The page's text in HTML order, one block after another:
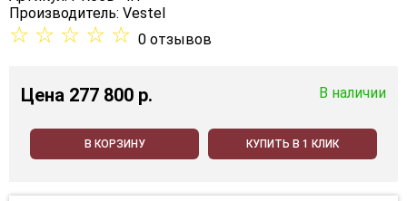
Производитель: Vestel
☆ ☆ ☆ ☆ ☆ 0 отзывов
Цена 277 800 p. В наличии
В КОРЗИНУ КУПИТЬ В 1 КЛИК